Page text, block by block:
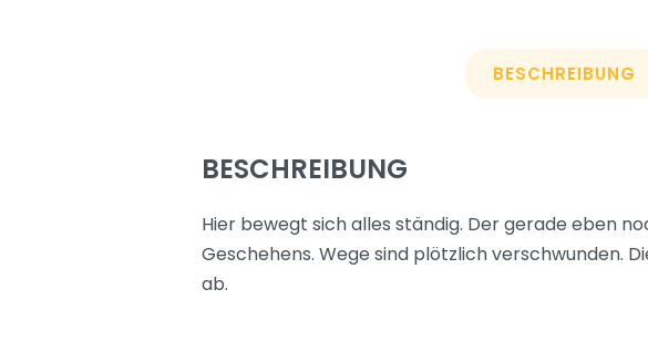
BESCHREIBUNG
BESCHREIBUNG
Hier bewegt sich alles ständig. Der gerade eben
Geschehens. Wege sind plötzlich verschwunden.
ab.